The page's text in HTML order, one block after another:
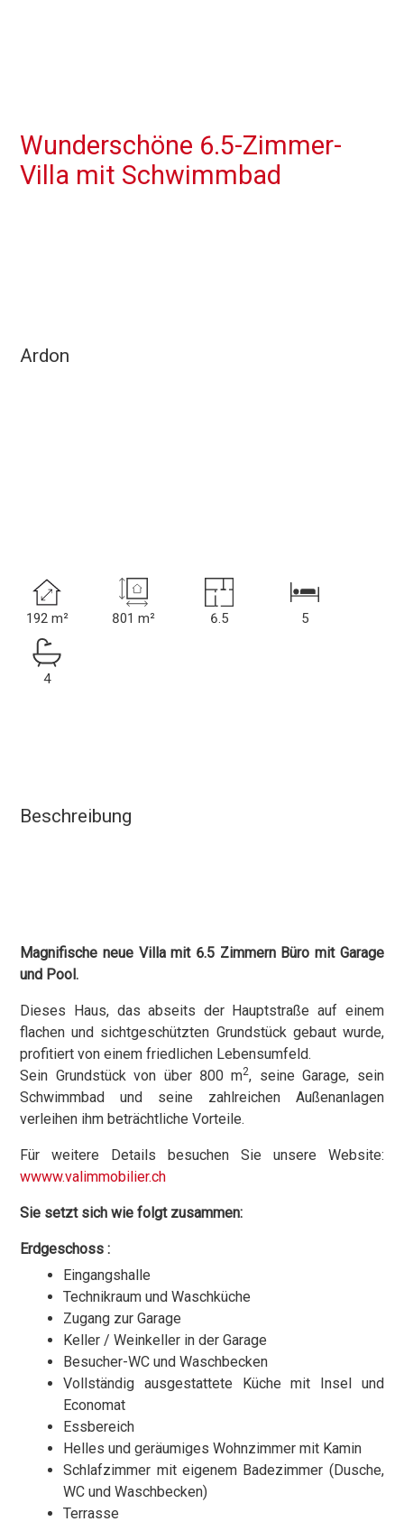
Wunderschöne 6.5-Zimmer-
Villa mit Schwimmbad
Ardon
192 m² 801 m² 6.5 5
4
Beschreibung
Magnifische neue Villa mit 6.5 Zimmern Büro mit Garage
und Pool.
Dieses Haus, das abseits der Hauptstraße auf einem
flachen und sichtgeschützten Grundstück gebaut wurde,
profitiert von einem friedlichen Lebensumfeld.
Sein Grundstück von über 800 m2, seine Garage, sein
Schwimmbad und seine zahlreichen Außenanlagen
verleihen ihm beträchtliche Vorteile.
Für weitere Details besuchen Sie unsere Website:
wwww.valimmobilier.ch
Sie setzt sich wie folgt zusammen:
Erdgeschoss :
Eingangshalle
Technikraum und Waschküche
Zugang zur Garage
Keller / Weinkeller in der Garage
Besucher-WC und Waschbecken
Vollständig ausgestattete Küche mit Insel und
Economat
Essbereich
Helles und geräumiges Wohnzimmer mit Kamin
Schlafzimmer mit eigenem Badezimmer (Dusche,
WC und Waschbecken)
Terrasse